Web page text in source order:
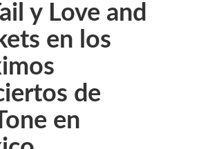
y Love and
en los
de
en